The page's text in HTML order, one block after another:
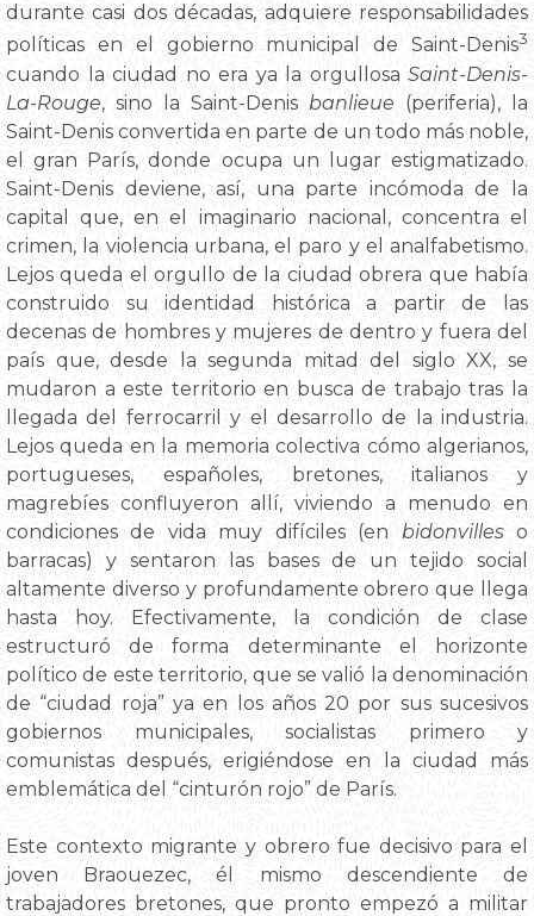
durante casi dos décadas, adquiere responsabilidades
políticas en el gobierno municipal de Saint-Denis3
cuando la ciudad no era ya la orgullosa Saint-Denis-
La-Rouge, sino la Saint-Denis banlieue (periferia), la
Saint-Denis convertida en parte de un todo más noble,
el gran París, donde ocupa un lugar estigmatizado.
Saint-Denis deviene, así, una parte incómoda de la
capital que, en el imaginario nacional, concentra el
crimen, la violencia urbana, el paro y el analfabetismo.
Lejos queda el orgullo de la ciudad obrera que había
construido su identidad histórica a partir de las
decenas de hombres y mujeres de dentro y fuera del
país que, desde la segunda mitad del siglo XX, se
mudaron a este territorio en busca de trabajo tras la
llegada del ferrocarril y el desarrollo de la industria.
Lejos queda en la memoria colectiva cómo algerianos,
portugueses, españoles, bretones, italianos y
magrebíes confluyeron allí, viviendo a menudo en
condiciones de vida muy difíciles (en bidonvilleso
barracas) y sentaron las bases de un tejido social
altamente diverso y profundamente obrero que llega
hasta hoy. Efectivamente, la condición de clase
estructuró de forma determinante el horizonte
político de este territorio, que se valió la denominación
de “ciudad roja” ya en los años 20 por sus sucesivos
gobiernos municipales, socialistas primero y
comunistas después, erigiéndose en la ciudad más
emblemática del “cinturón rojo” de París.
Este contexto migrante y obrero fue decisivo para el
joven Braouezec, él mismo descendiente de
trabajadores bretones, que pronto empezó a militar